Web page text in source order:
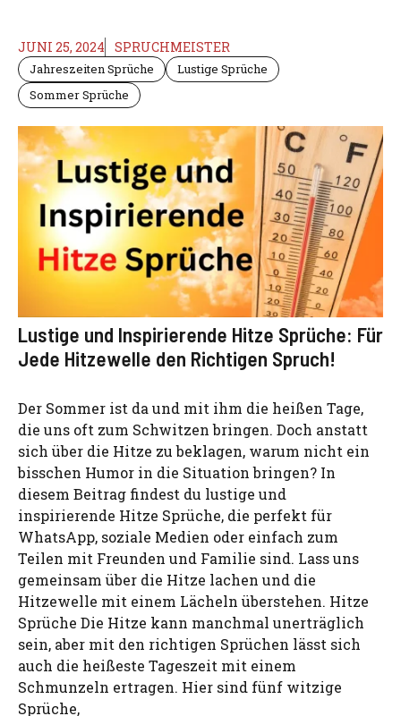
JUNI 25, 2024 SPRUCHMEISTER
Jahreszeiten Sprüche
Lustige Sprüche
Sommer Sprüche
Lustige und Inspirierende Hitze Sprüche: Für
Jede Hitzewelle den Richtigen Spruch!
Der Sommer ist da und mit ihm die heißen Tage,
die uns oft zum Schwitzen bringen. Doch anstatt
sich über die Hitze zu beklagen, warum nicht ein
bisschen Humor in die Situation bringen? In
diesem Beitrag findest du lustige und
inspirierende Hitze Sprüche, die perfekt für
WhatsApp, soziale Medien oder einfach zum
Teilen mit Freunden und Familie sind. Lass uns
gemeinsam über die Hitze lachen und die
Hitzewelle mit einem Lächeln überstehen. Hitze
Sprüche Die Hitze kann manchmal unerträglich
sein, aber mit den richtigen Sprüchen lässt sich
auch die heißeste Tageszeit mit einem
Schmunzeln ertragen. Hier sind fünf witzige
Sprüche,